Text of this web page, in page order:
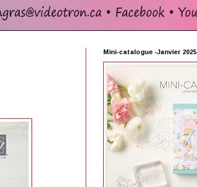
Mini-catalogue -Janvier 2025